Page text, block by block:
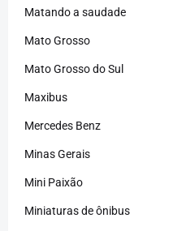
Matando a saudade
Mato Grosso
Mato Grosso do Sul
Maxibus
Mercedes Benz
Minas Gerais
Mini Paixão
Miniaturas de ônibus